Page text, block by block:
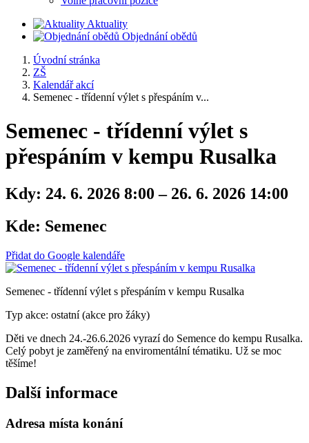
Aktuality
Objednání obědů
Úvodní stránka
ZŠ
Kalendář akcí
Semenec - třídenní výlet s přespáním v...
Semenec - třídenní výlet s
přespáním v kempu Rusalka
Kdy: 24. 6. 2026 8:00 – 26. 6. 2026 14:00
Kde: Semenec
Přidat do Google kalendáře
Semenec - třídenní výlet s přespáním v kempu Rusalka
Typ akce: ostatní (akce pro žáky)
Děti ve dnech 24.-26.6.2026 vyrazí do Semence do kempu Rusalka.
Celý pobyt je zaměřený na enviromentální tématiku. Už se moc
těšíme!
Další informace
Adresa místa konání